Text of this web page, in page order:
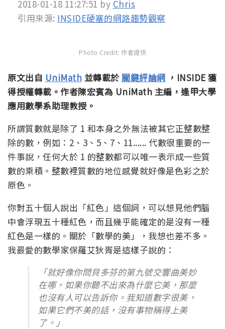
2018-01-18 11:27:51 by Chris
引用來源: INSIDE硬塞的網路趨勢觀察
Photo Credit: 作者提供
原文出自 UniMath 並轉載於 關鍵評論網 ，INSIDE 獲
得授權轉載。作者陳宏賓為 UniMath 主編，逢甲大學
應用數學系助理教授。
所謂質數就是除了 1 和本身之外無法被其它正整數整
除的數，例如：2、3、5、7、11...... 代數很重要的一
件事說，任何大於 1 的整數都可以唯一表示成一些質
數的乘積。整數裡質數的地位感覺就好像是色彩之於
原色。
你對五十個人說出「紅色」這個詞，可以想見他們腦
中會浮現五十種紅色，而且幾乎能確定的是沒有一種
紅色是一樣的。關於「數學的美」，我想也差不多。
我最愛的數學家保羅艾狄胥是這樣子說的：
「就好像你問貝多芬的第九號交響曲美妙
在哪，如果你聽不出來為什麼它美，那麼
也沒有人可以告訴你。我知道數字很美，
如果它們不美的話，沒有事物稱得上美
了。」